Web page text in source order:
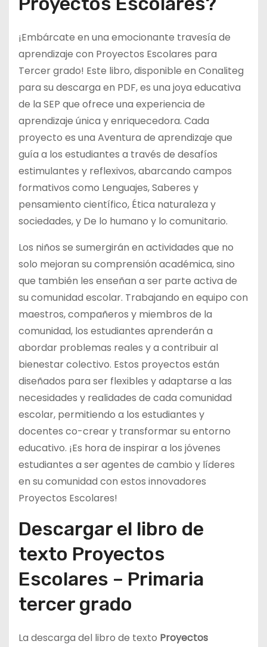
¡Embárcate en una emocionante travesía de
aprendizaje con Proyectos Escolares para
Tercer grado! Este libro, disponible en Conaliteg
para su descarga en PDF, es una joya educativa
de la SEP que ofrece una experiencia de
aprendizaje única y enriquecedora. Cada
proyecto es una Aventura de aprendizaje que
guía a los estudiantes a través de desafíos
estimulantes y reflexivos, abarcando campos
formativos como Lenguajes, Saberes y
pensamiento científico, Ética naturaleza y
sociedades, y De lo humano y lo comunitario.
Los niños se sumergirán en actividades que no
solo mejoran su comprensión académica, sino
que también les enseñan a ser parte activa de
su comunidad escolar. Trabajando en equipo con
maestros, compañeros y miembros de la
comunidad, los estudiantes aprenderán a
abordar problemas reales y a contribuir al
bienestar colectivo. Estos proyectos están
diseñados para ser flexibles y adaptarse a las
necesidades y realidades de cada comunidad
escolar, permitiendo a los estudiantes y
docentes co-crear y transformar su entorno
educativo. ¡Es hora de inspirar a los jóvenes
estudiantes a ser agentes de cambio y líderes
en su comunidad con estos innovadores
Proyectos Escolares!
Descargar el libro de
texto Proyectos
Escolares – Primaria
tercer grado
La descarga del libro de texto Proyectos